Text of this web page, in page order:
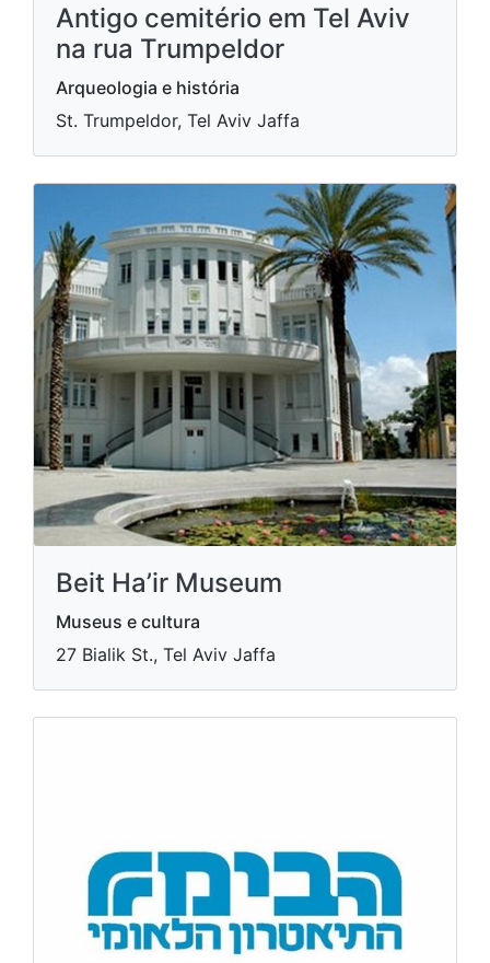
Antigo cemitério em Tel Aviv
na rua Trumpeldor
Arqueologia e história
St. Trumpeldor, Tel Aviv Jaffa
Beit Ha’ir Museum
Museus e cultura
27 Bialik St., Tel Aviv Jaffa